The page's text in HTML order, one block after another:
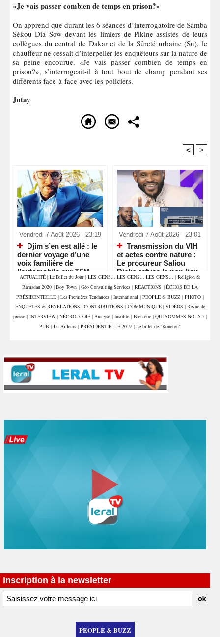
«Je vais passer combien de temps en prison?»
On apprend que durant les 6 séances d’interrogatoire de Samba
Sékou Dia Sow devant les limiers de Pikine assistés de leurs
collègues du central de Dakar et de la Sûreté urbaine (Su), le
chauffeur ne cessait d’interpeller les enquêteurs sur la nature de
sa peine encourue. «Je vais passer combien de temps en
prison?», s’interrogeait-il à tout bout de champ pendant ses
différents face-à-face avec les policiers.
Jotay
< >
Vendredi 7 Août 2026 - 23:19
Djim s’en est allé : le
dernier voyage d’une
voix familière de
l’automobile sur TFM
Vendredi 7 Août 2026 - 23:01
Transmission du VIH
et actes contre nature :
Le procureur Saliou
Dicko refuse le non-lieu
partiel
ACTUALITÉ | Le Billet du Jour | LES GENS... LES GENS... LES GENS... | Religion &
Ramadan 2020 | Boy Town | Géo Consulting Services | REACTIONS | ÉCHOS DE LA
PRÉSIDENTIELLE | Les Premières Tendances | International | PEOPLE & BUZZ | PHOTO |
ENQUÊTES & REVELATIONS | CONTRIBUTIONS | COMMUNIQUE | VIDÉOS | Revue de
presse | INTERVIEW | NÉCROLOGIE | Analyse | Insolite | Bien être | QUI SOMMES NOUS ? |
PUB | Lu Ailleurs | PRÉSIDENTIELLE 2019 | Le billet de "Konetou"
Inscription à la newsletter
PEOPLE & BUZZ